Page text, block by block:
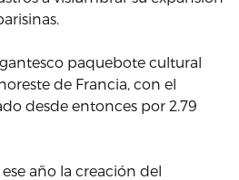
paquebote cultural
de Francia, con el
desde entonces por 2.79
año la creación del